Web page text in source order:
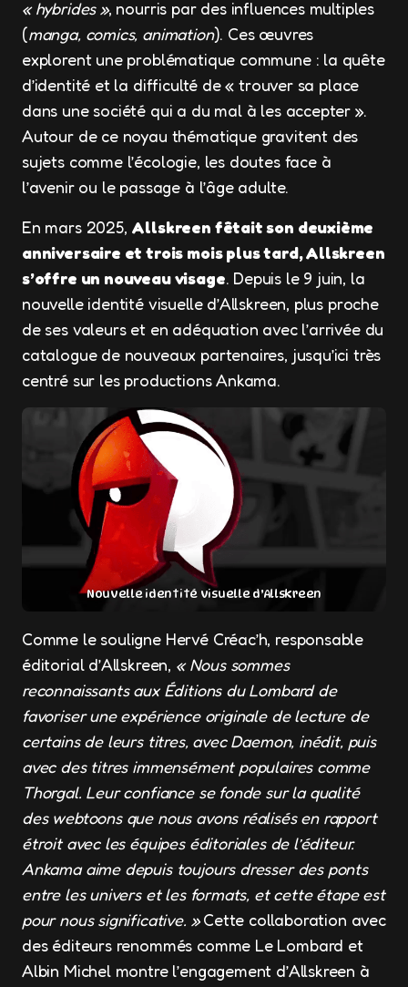
« hybrides », nourris par des influences multiples
(manga, comics, animation). Ces œuvres
explorent une problématique commune : la quête
d’identité et la difficulté de « trouver sa place
dans une société qui a du mal à les accepter ».
Autour de ce noyau thématique gravitent des
sujets comme l’écologie, les doutes face à
l’avenir ou le passage à l’âge adulte.
En mars 2025, Allskreen fêtait son deuxième
anniversaire et trois mois plus tard, Allskreen
s’offre un nouveau visage. Depuis le 9 juin, la
nouvelle identité visuelle d’Allskreen, plus proche
de ses valeurs et en adéquation avec l’arrivée du
catalogue de nouveaux partenaires, jusqu’ici très
centré sur les productions Ankama.
Nouvelle identité visuelle d’Allskreen
Comme le souligne Hervé Créac’h, responsable
éditorial d’Allskreen, « Nous sommes
reconnaissants aux Éditions du Lombard de
favoriser une expérience originale de lecture de
certains de leurs titres, avec Daemon, inédit, puis
avec des titres immensément populaires comme
Thorgal. Leur confiance se fonde sur la qualité
des webtoons que nous avons réalisés en rapport
étroit avec les équipes éditoriales de l’éditeur.
Ankama aime depuis toujours dresser des ponts
entre les univers et les formats, et cette étape est
pour nous significative. »Cette collaboration avec
des éditeurs renommés comme Le Lombard et
Albin Michel montre l’engagement d’Allskreen à